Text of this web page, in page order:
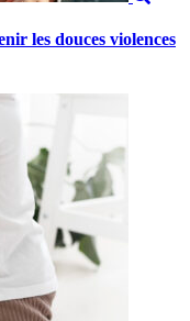
les douces violences